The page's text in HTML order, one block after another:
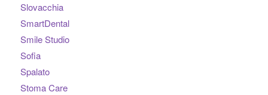
Slovacchia
SmartDental
Smile Studio
Sofia
Spalato
Stoma Care